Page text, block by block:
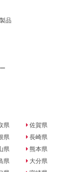
品
県
県
県
県
佐賀県
長崎県
熊本県
大分県